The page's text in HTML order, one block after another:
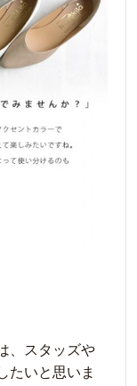
、スタッズや
たいと思いま